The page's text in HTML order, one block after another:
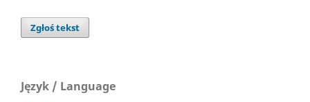
Zgłoś tekst
Język / Language